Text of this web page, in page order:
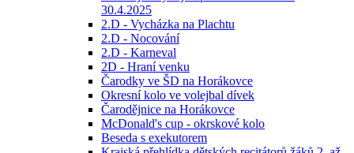
30.4.2025
2.D - Vycházka na Plachtu
2.D - Nocování
2.D - Karneval
2D - Hraní venku
Čarodky ve ŠD na Horákovce
Okresní kolo ve volejbal dívek
Čarodějnice na Horákovce
McDonald's cup - okrskové kolo
Beseda s exekutorem